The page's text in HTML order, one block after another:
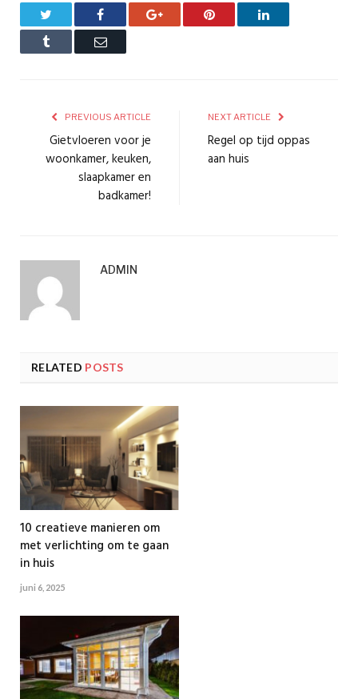
Facebook Google+ Pinterest LinkedIn
Tumblr Email
PREVIOUS ARTICLE
Gietvloeren voor je
woonkamer, keuken,
slaapkamer en
badkamer!
NEXT ARTICLE
Regel op tijd oppas
aan huis
ADMIN
RELATED POSTS
10 creatieve manieren om
met verlichting om te gaan
in huis
juni 6, 2025